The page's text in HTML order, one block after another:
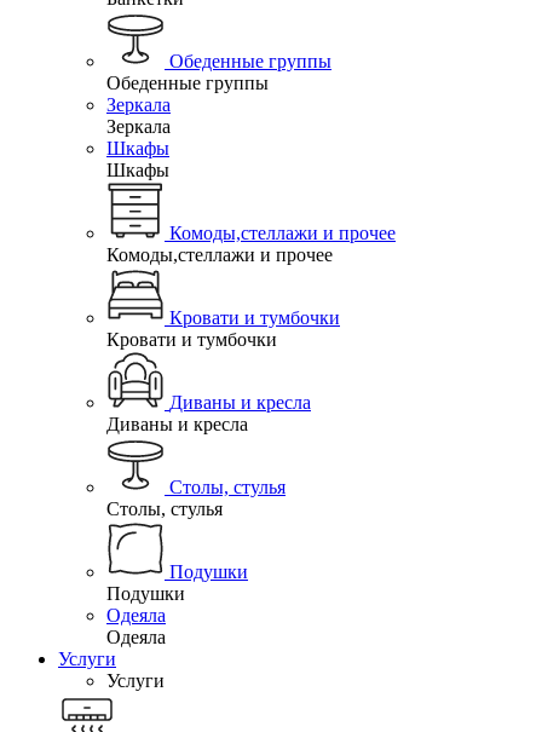
Обеденные группы
Обеденные группы
Зеркала
Зеркала
Шкафы
Шкафы
Комоды,стеллажи и прочее
Комоды,стеллажи и прочее
Кровати и тумбочки
Кровати и тумбочки
Диваны и кресла
Диваны и кресла
Столы, стулья
Столы, стулья
Подушки
Подушки
Одеяла
Одеяла
Услуги
Услуги